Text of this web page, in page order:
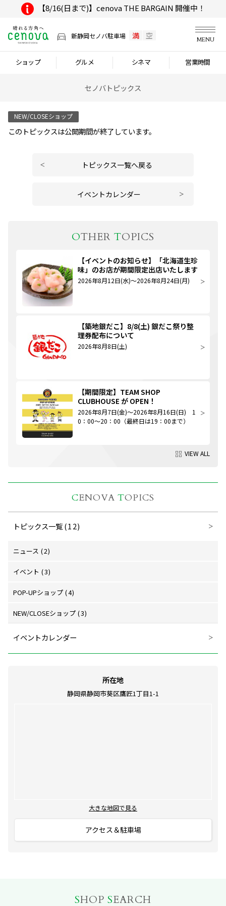
【8/16(日まで)】cenova THE BARGAIN 開催中！
新静岡セノバ駐車場 満 空 MENU
ショップ グルメ シネマ 営業時間
セノバトピックス
NEW/CLOSEショップ
このトピックスは公開期間が終了しています。
トピックス一覧へ戻る
イベントカレンダー
OTHER TOPICS
VIEW ALL
【イベントのお知らせ】「北海道生珍
味」のお店が期間限定出店いたします
2026年8月12日(水)～2026年8月24日(月)
【築地銀だこ】8/8(土) 銀だこ祭り整
理券配布について
2026年8月8日(土)
【期間限定】TEAM SHOP
CLUBHOUSE が OPEN！
2026年8月7日(金)～2026年8月16日(日) 1
0：00～20：00（最終日は19：00まで）
CENOVATOPICS
トピックス一覧(12)
ニュース (2)
イベント (3)
POP-UPショップ (4)
NEW/CLOSEショップ (3)
イベントカレンダー
所在地
静岡県静岡市葵区鷹匠1丁目1-1
大きな地図で見る
アクセス＆駐車場
SHOP SEARCH